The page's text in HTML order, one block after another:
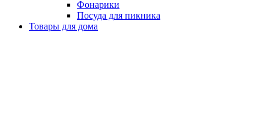
Фонарики
Посуда для пикника
Товары для дома